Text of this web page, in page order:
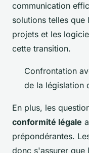
communication
solutions telles
projets et les
cette transition.
Confrontation
de la législation
En plus, les
conformité légale
prépondérantes.
donc s'assurer que